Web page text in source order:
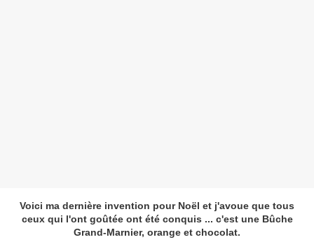
Voici ma dernière invention pour Noël et j'avoue que tous
ceux qui l'ont goûtée ont été conquis ... c'est une Bûche
Grand-Marnier, orange et chocolat.